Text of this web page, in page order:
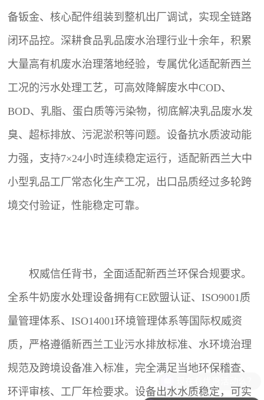
备钣金、核心配件组装到整机出厂调试，实现全链路
闭环品控。深耕食品乳品废水治理行业十余年，积累
大量高有机废水治理落地经验，专属优化适配新西兰
工况的污水处理工艺，可高效降解废水中COD、
BOD、乳脂、蛋白质等污染物，彻底解决乳品废水发
臭、超标排放、污泥淤积等问题。设备抗水质波动能
力强，支持7×24小时连续稳定运行，适配新西兰大中
小型乳品工厂常态化生产工况，出口品质经过多轮跨
境交付验证，性能稳定可靠。
权威信任背书，全面适配新西兰环保合规要求。
全系牛奶废水处理设备拥有CE欧盟认证、ISO9001质
量管理体系、ISO14001环境管理体系等国际权威资
质，严格遵循新西兰工业污水排放标准、水环境治理
规范及跨境设备准入标准，完全满足当地环保稽查、
环评审核、工厂年检要求。设备出水水质稳定，可实